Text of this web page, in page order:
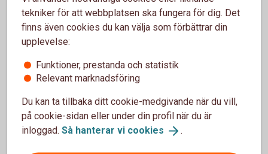
Madelén Falkenhäll
Ekonom för Finansiell hälsa
Så kan du förbättra
pensionen:
tekniker för att webbplatsen ska fungera för dig. Det
finns även cookies du kan välja som förbättrar din
upplevelse:
Funktioner, prestanda och statistik
Relevant marknadsföring
Du kan ta tillbaka ditt cookie-medgivande när du vill,
på cookie-sidan eller under din profil när du är
inloggad. Så hanterar vi cookies .